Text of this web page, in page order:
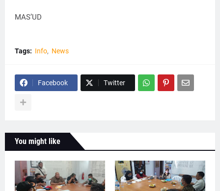
MAS’UD
Tags: Info News
Facebook Twitter
You might like